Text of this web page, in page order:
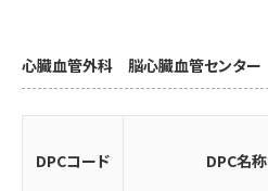
心臓血管外科 脳心臓血管センター
DPCコード DPC名称